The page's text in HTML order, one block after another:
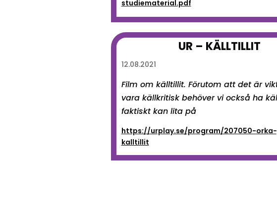
studiematerial.pdf
UR – KÄLLTILLIT
12.08.2021
Film om källtillit. Förutom att det är
vara källkritisk behöver vi också ha
faktiskt kan lita på
https://urplay.se/program/207050-
kalltillit